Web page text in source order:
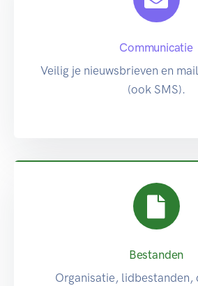
Communicatie
Veilig je nieuwsbrieven en
(ook SMS).
Bestanden
Organisatie, lidbestanden,